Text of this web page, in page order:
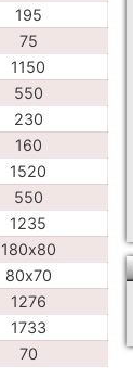
195
75
1150
550
230
160
1520
550
1235
180х80
80х70
1276
1733
70